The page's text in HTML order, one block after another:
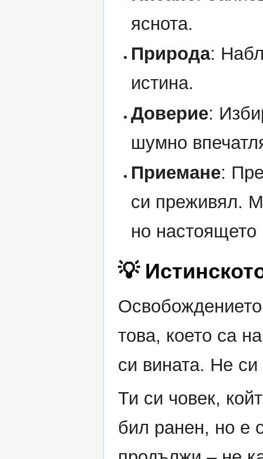
яснота.
Природа:
истина.
Доверие:
шумно
Приемане:
си преживял.
но
💡
това, което са
си вината. Не
Ти си човек,
бил ранен, но е